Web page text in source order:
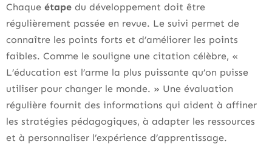
Chaque étape du développement doit être
régulièrement passée en revue. Le suivi permet de
connaître les points forts et d’améliorer les points
faibles. Comme le souligne une citation célèbre, «
L’éducation est l’arme la plus puissante qu’on puisse
utiliser pour changer le monde. » Une évaluation
régulière fournit des informations qui aident à affiner
les stratégies pédagogiques, à adapter les ressources
et à personnaliser l’expérience d’apprentissage.